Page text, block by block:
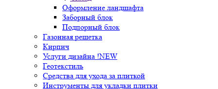
Оформление ландшафта
Заборный блок
Подпорный блок
Газонная решетка
Кирпич
Услуги дизайна !NEW
Геотекстиль
Средства для ухода за плиткой
Инструменты для укладки плитки